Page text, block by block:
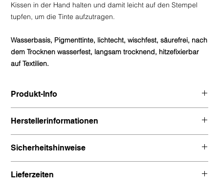
Kissen in der Hand halten und damit leicht auf den Stempel
tupfen, um die Tinte aufzutragen.
Wasserbasis, Pigmenttinte, lichtecht, wischfest, säurefrei, nach
dem Trocknen wasserfest, langsam trocknend, hitzefixierbar
auf Textilien.
Produkt-Info
Gesamtgröße: 3,4 x 3,4 x 2 cm
Gewicht: 13g
Herstellerinformationen
Hersteller:
Tsukineko CO LTD
Sicherheitshinweise
Kleine Teile/Es können kleine Teile entstehen/Herauslösbare
Lieferzeiten